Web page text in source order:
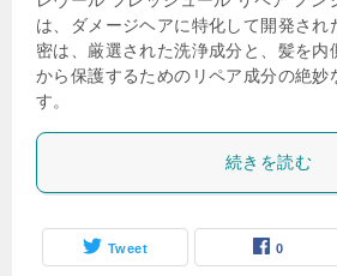
は、ダメージヘアに特化して開発され
密は、厳選された洗浄成分と、髪を内
から保護するためのリペア成分の絶妙
す。
続きを読む
Tweet 0